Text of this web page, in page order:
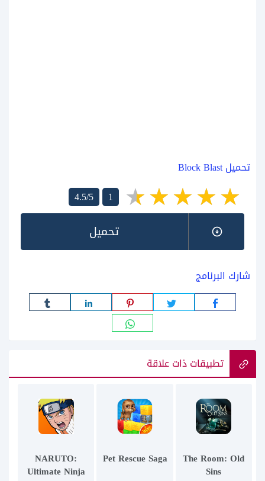
تحميل Block Blast
4.5/5
1
تحميل
شارك البرنامج
تطبيقات ذات علاقة
The Room: Old
Sins
Pet Rescue Saga
NARUTO:
Ultimate Ninja